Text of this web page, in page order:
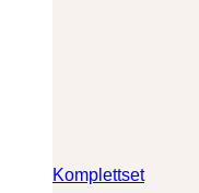
Komplettset